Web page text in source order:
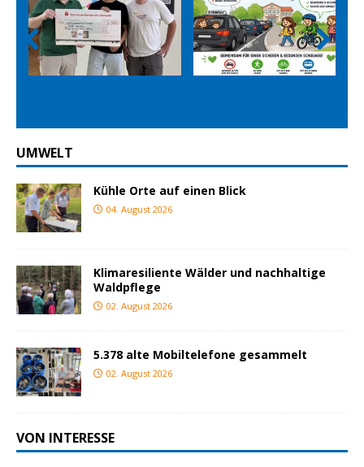
Prev
ious
Nex
t
UMWELT
Kühle Orte auf einen Blick
04. August 2026
Klimaresiliente Wälder und nachhaltige
Waldpflege
02. August 2026
5.378 alte Mobiltelefone gesammelt
02. August 2026
VON INTERESSE